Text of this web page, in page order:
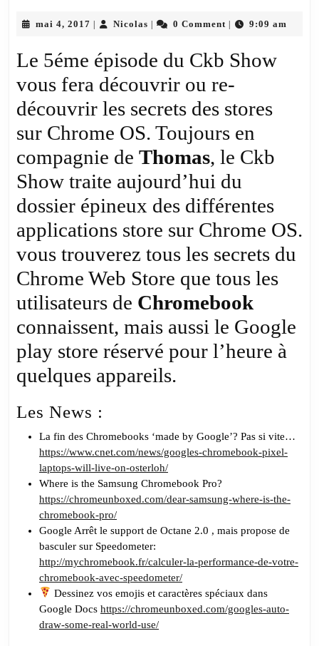
#5:
secrets
des
Stores
sur
Chrome
OS
mai 4, 2017 mai
NicolasNicolas0 Comment 9:09 am
Le 5éme épisode du Ckb Show
vous fera découvrir ou re-
découvrir les secrets des stores
sur Chrome OS. Toujours en
compagnie de Thomas, le Ckb
Show traite aujourd’hui du
dossier épineux des différentes
applications store sur Chrome OS.
vous trouverez tous les secrets du
Chrome Web Store que tous les
utilisateurs de Chromebook
connaissent, mais aussi le Google
play store réservé pour l’heure à
quelques appareils.
Les News :
La fin des Chromebooks ‘made by Google’? Pas si vite…
https://www.cnet.com/news/googles-chromebook-pixel-
laptops-will-live-on-osterloh/
Where is the Samsung Chromebook Pro?
https://chromeunboxed.com/dear-samsung-where-is-the-
chromebook-pro/
Google Arrêt le support de Octane 2.0 , mais propose de
basculer sur Speedometer:
http://mychromebook.fr/calculer-la-performance-de-votre-
chromebook-avec-speedometer/
Dessinez vos emojis et caractères spéciaux dans
Google Docs https://chromeunboxed.com/googles-auto-
draw-some-real-world-use/